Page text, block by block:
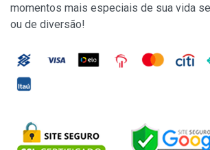
momentos mais especiais de sua vida
ou de diversão!